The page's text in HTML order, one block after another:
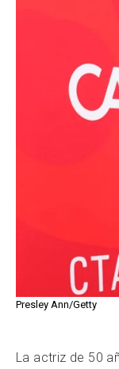
Presley Ann/Getty
La actriz de 50